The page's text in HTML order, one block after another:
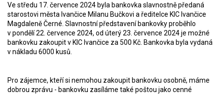
Ve středu 17. července 2024 byla bankovka slavnostně předaná
starostovi města Ivančice Milanu Bučkovi a ředitelce KIC Ivančice
Magdaleně Černé. Slavnostní představení bankovky proběhlo
v pondělí 22. července 2024, od úterý 23. července 2024 je možné
bankovku zakoupit v KIC Ivančice za 500 Kč. Bankovka byla vydaná
v nákladu 6000 kusů.
Pro zájemce, kteří si nemohou zakoupit bankovku osobně, máme
dobrou zprávu - bankovku zasíláme také poštou jako cenné